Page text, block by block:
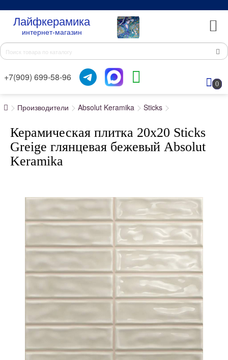
Лайфкерамика
интернет-магазин
+7(909) 699-58-96
0
Производители Absolut Keramika Sticks
Керамическая плитка 20x20 Sticks
Greige глянцевая бежевый Absolut
Keramika